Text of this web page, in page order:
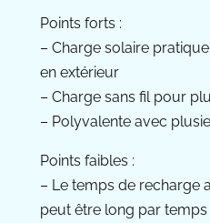
Points forts :
– Charge solaire
en extérieur
– Charge sans fil pour
– Polyvalente avec
Points faibles :
– Le temps de recharge
peut être long par